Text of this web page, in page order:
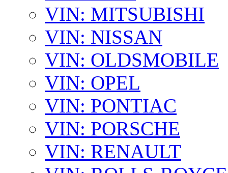
VIN: MITSUBISHI
VIN: NISSAN
VIN: OLDSMOBILE
VIN: OPEL
VIN: PONTIAC
VIN: PORSCHE
VIN: RENAULT